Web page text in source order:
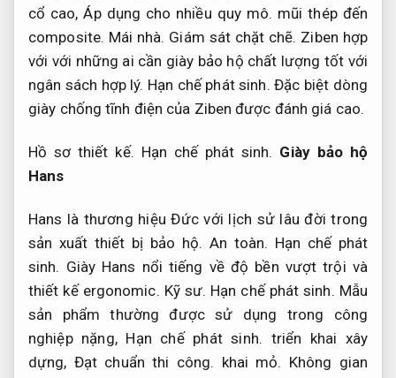
cổ cao,Áp dụng cho nhiều quy mô. mũi thép đến
composite. Mái nhà. Giám sát chặt chẽ. Ziben hợp
với với những ai cần giày bảo hộ chất lượng tốt với
ngân sách hợp lý. Hạn chế phát sinh. Đặc biệt dòng
giày chống tĩnh điện của Ziben được đánh giá cao.
Hồ sơ thiết kế. Hạn chế phát sinh. Giày bảo hộ
Hans
Hans là thương hiệu Đức với lịch sử lâu đời trong
sản xuất thiết bị bảo hộ. An toàn. Hạn chế phát
sinh. Giày Hans nổi tiếng về độ bền vượt trội và
thiết kế ergonomic. Kỹ sư. Hạn chế phát sinh. Mẫu
sản phẩm thường được sử dụng trong công
nghiệp nặng, Hạn chế phát sinh. triển khai xây
dựng, Đạt chuẩn thi công. khai mỏ. Không gian